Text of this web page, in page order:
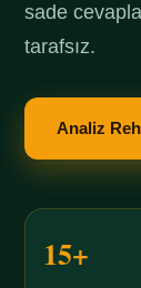
sade
tarafsız.
Analiz
15+